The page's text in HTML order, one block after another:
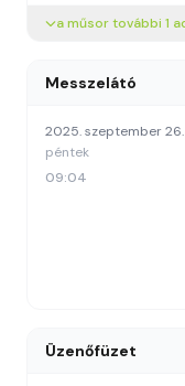
a műsor további 1
Messzelátó
2025. szeptember 26.
péntek
09:04
Üzenőfüzet